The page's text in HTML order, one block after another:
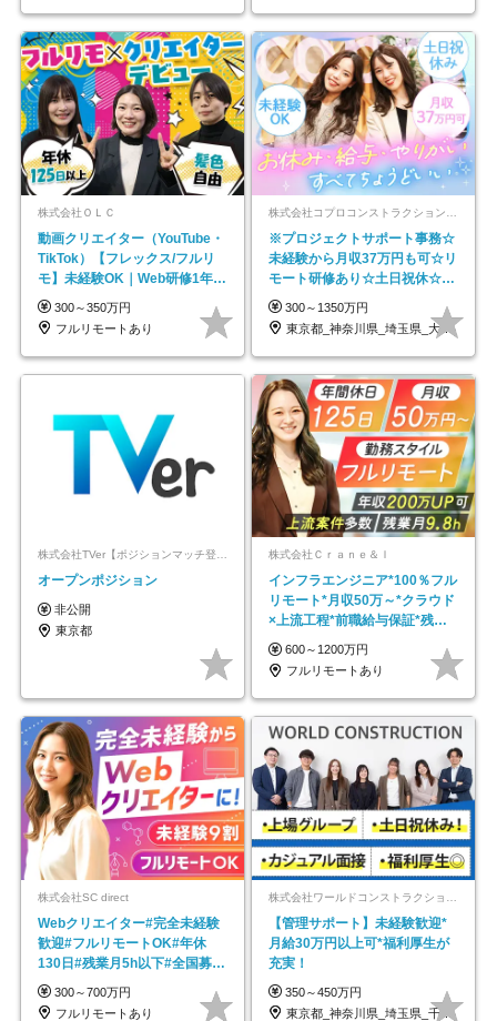
株式会社ＯＬＣ
動画クリエイター（YouTube・
TikTok）【フレックス/フルリ
モ】未経験OK｜Web研修1年間
｜副業OK
300～350万円
フルリモートあり
※プロジェクトサポート事務☆
未経験から月収37万円も可☆リ
モート研修あり☆土日祝休☆20
代～30代活躍/b
300～1350万円
東京都_神奈川県_埼玉県_大阪府_愛知県…
株式会社TVer【ポジションマッチ登録】
オープンポジション
非公開
東京都
株式会社Ｃｒａｎｅ＆Ｉ
インフラエンジニア*100％フル
リモート*月収50万～*クラウド
×上流工程*前職給与保証*残業
月9.8h
600～1200万円
フルリモートあり
株式会社SC direct
Webクリエイター#完全未経験
歓迎#フルリモートOK#年休
130日#残業月5h以下#全国募集
#最大1年の研修
300～700万円
フルリモートあり
【管理サポート】未経験歓迎*
月給30万円以上可*福利厚生が
充実！
350～450万円
東京都_神奈川県_埼玉県_千葉県_大阪府…